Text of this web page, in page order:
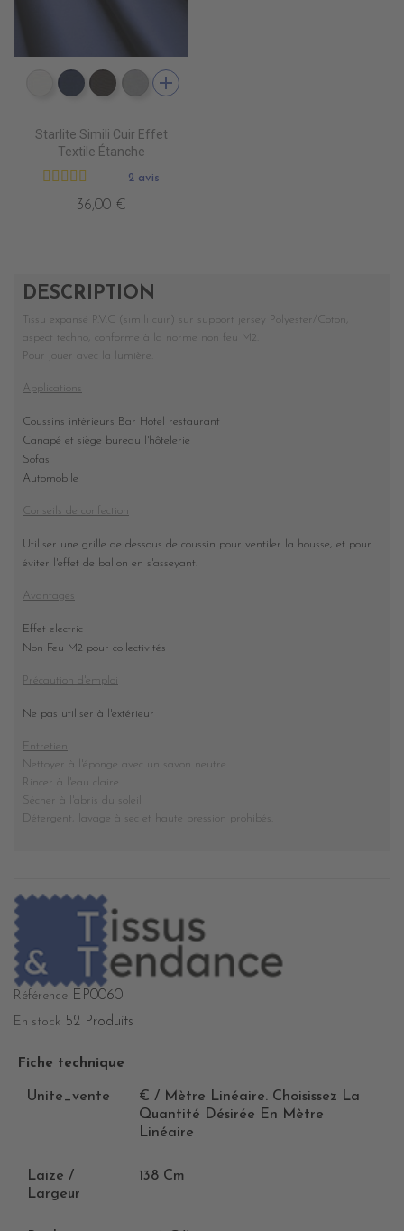
EP9000 BLANC
EP9010 NAVY BLUE
EP9013 CHOCOLAT
EP9007 PERLE
add
Starlite Simili Cuir Effet
Textile Étanche
2 avis
36,00 €
DESCRIPTION
Tissu expansé P.V.C (simili cuir) sur support jersey Polyester/Coton,
aspect techno, conforme à la norme non feu M2.
Pour jouer avec la lumière.
Applications
Coussins intérieurs Bar Hotel restaurant
Canapé et siège bureau l'hôtelerie
Sofas
Automobile
Conseils de confection
Utiliser une grille de dessous de coussin pour ventiler la housse, et pour
éviter l'effet de ballon en s'asseyant.
Avantages
Effet electric
Non Feu M2 pour collectivités
Précaution d'emploi
Ne pas utiliser à l'extérieur
Entretien
Nettoyer à l'éponge avec un savon neutre
Rincer à l'eau claire
Sécher à l'abris du soleil
Détergent, lavage à sec et haute pression prohibés
Référence EP0060
En stock 52 Produits
Fiche technique
Unite_vente
€ / Mètre Linéaire. Choisissez La
Quantité Désirée En Mètre
Linéaire
Laize /
Largeur
138 Cm